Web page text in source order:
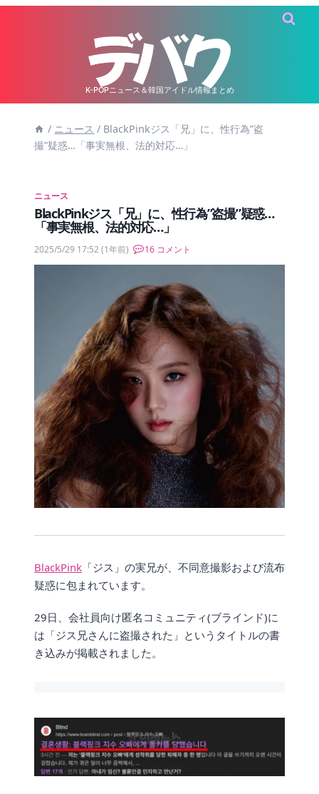
K-POPニュース＆韓国アイドル情報まとめ
/ ニュース / BlackPinkジス「兄」に、性行為”盗
撮”疑惑…「事実無根、法的対応…」
ニュース
BlackPinkジス「兄」に、性行為”盗撮”疑惑…
「事実無根、法的対応…」
2025/5/29 17:52 (1年前) 16 コメント
BlackPink 「ジス」の実兄が、不同意撮影および流布
疑惑に包まれています。
29日、会社員向け匿名コミュニティ(ブラインド)に
は「ジス兄さんに盗撮された」というタイトルの書
き込みが掲載されました。